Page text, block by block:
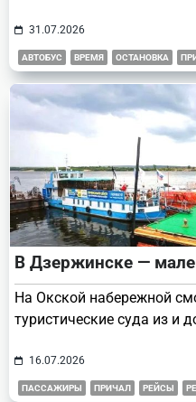
31.07.2026
АВТОБУС ВРЕМЯ ОСТАНОВКА
В Дзержинске —
На Окской набережной
туристические суда из и
16.07.2026
ПАССАЖИРЫ ПРИЧАЛ РЕЙСЫ